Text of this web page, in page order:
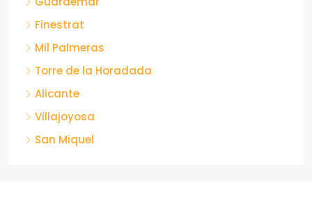
Finestrat
Mil Palmeras
Torre de la Horadada
Alicante
Villajoyosa
San Miquel